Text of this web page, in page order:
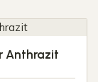
Anthrazit